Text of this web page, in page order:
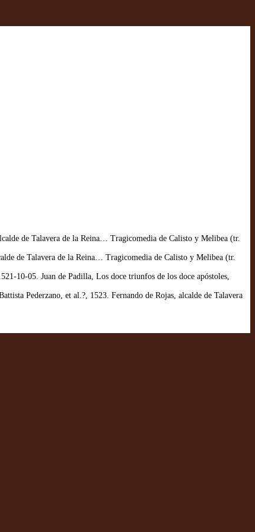
de Talavera de la Reina… Tragicomedia de Calisto y Melibea (tr.
de Talavera de la Reina… Tragicomedia de Calisto y Melibea (tr.
10-05. Juan de Padilla, Los doce triunfos de los doce apóstoles,
Pederzano, et al.?, 1523. Fernando de Rojas, alcalde de Talavera